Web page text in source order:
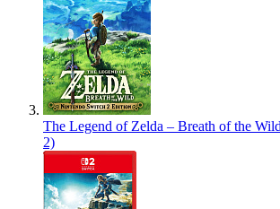
The Legend of Zelda – Breath of the
2)